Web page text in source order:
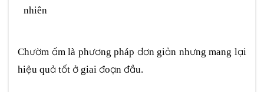
nhiên
Chườm ấm là phương pháp đơn giản nhưng mang lại
hiệu quả tốt ở giai đoạn đầu.